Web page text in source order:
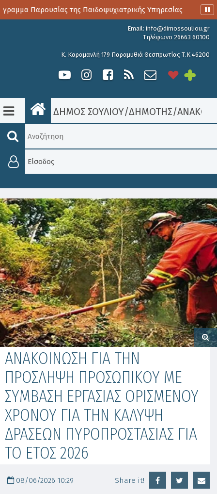
Παρουσίας της Παιδοψυχιατρικής Υπηρεσίας
Email: info@dimossouliou.gr
Τηλέφωνο 26663 60100
Κ. Καραμανλή 179 Παραμυθιά Θεσπρωτίας Τ.Κ 46200
ΔΗΜΟΣ ΣΟΥΛΙΟΥ/ΔΗΜΟΤΗΣ/
Είσοδος
ΑΝΑΚΟΙΝΩΣΗ ΓΙΑ ΤΗΝ
ΠΡΟΣΛΗΨΗ ΠΡΟΣΩΠΙΚΟΥ ΜΕ
ΣΥΜΒΑΣΗ ΕΡΓΑΣΙΑΣ ΟΡΙΣΜΕΝΟΥ
ΧΡΟΝΟΥ ΓΙΑ ΤΗΝ ΚΑΛΥΨΗ
ΔΡΑΣΕΩΝ ΠΥΡΟΠΡΟΣΤΑΣΙΑΣ ΓΙΑ
ΤΟ ΕΤΟΣ 2026
08/06/2026 10:29 Share it!